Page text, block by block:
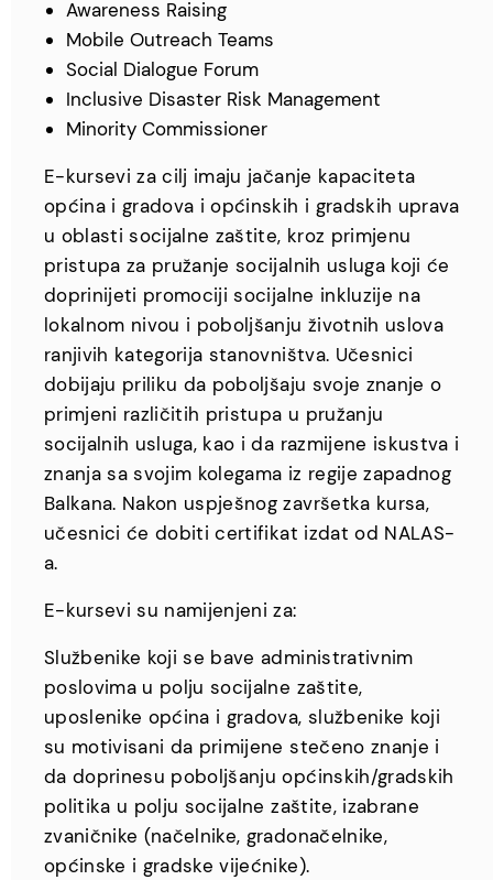
Awareness Raising
Mobile Outreach Teams
Social Dialogue Forum
Inclusive Disaster Risk Management
Minority Commissioner
E-kursevi za cilj imaju jačanje kapaciteta
općina i gradova i općinskih i gradskih uprava
u oblasti socijalne zaštite, kroz primjenu
pristupa za pružanje socijalnih usluga koji će
doprinijeti promociji socijalne inkluzije na
lokalnom nivou i poboljšanju životnih uslova
ranjivih kategorija stanovništva. Učesnici
dobijaju priliku da poboljšaju svoje znanje o
primjeni različitih pristupa u pružanju
socijalnih usluga, kao i da razmijene iskustva i
znanja sa svojim kolegama iz regije zapadnog
Balkana. Nakon uspješnog završetka kursa,
učesnici će dobiti certifikat izdat od NALAS-
a.
E-kursevi su namijenjeni za:
Službenike koji se bave administrativnim
poslovima u polju socijalne zaštite,
uposlenike općina i gradova, službenike koji
su motivisani da primijene stečeno znanje i
da doprinesu poboljšanju općinskih/gradskih
politika u polju socijalne zaštite, izabrane
zvaničnike (načelnike, gradonačelnike,
općinske i gradske vijećnike).